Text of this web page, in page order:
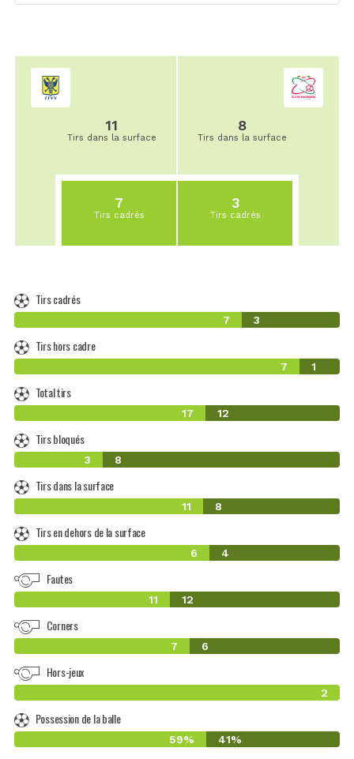
11
Tirs dans la surface
7
Tirs cadrés
8
Tirs dans la surface
3
Tirs cadrés
Tirs cadrés
7 3
Tirs hors cadre
7 1
Total tirs
17 12
Tirs bloqués
3 8
Tirs dans la surface
11 8
Tirs en dehors de la surface
6 4
Fautes
11 12
Corners
7 6
Hors-jeux
2
Possession de la balle
59% 41%